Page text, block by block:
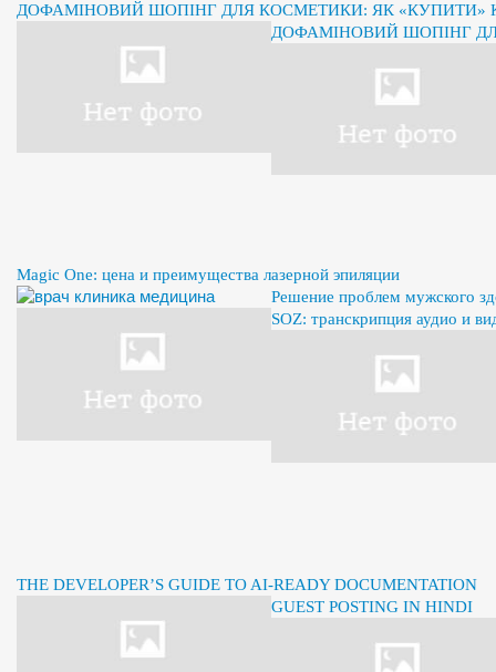
ДОФАМІНОВИЙ ШОПІНГ ДЛЯ КОСМЕТИКИ: ЯК «КУПИТИ»
ДОФАМІНОВИЙ ШОПІНГ
Magic One: цена и преимущества лазерной эпиляции
Решение проблем мужского
SOZ: транскрипция аудио и
THE DEVELOPER’S GUIDE TO AI-READY DOCUMENTATION
GUEST POSTING IN HINDI